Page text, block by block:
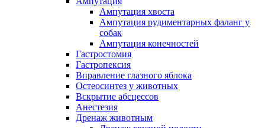
Ампутация хвоста
Ампутация рудиментарных фаланг у
собак
Ампутация конечностей
Гастростомия
Гастропексия
Вправление глазного яблока
Остеосинтез у животных
Вскрытие абсцессов
Анестезия
Дренаж животным